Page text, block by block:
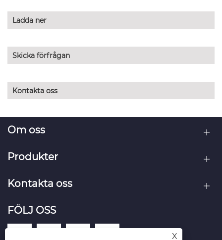
Ladda ner
Skicka förfrågan
Kontakta oss
Om oss
Produkter
Kontakta oss
FÖLJ OSS
X